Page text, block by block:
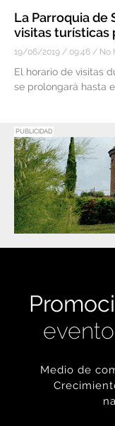
La Parroquia de
visitas turísticas
19/06/2019 09:46 No
El horario de visitas
se prolongará hasta
PUBLICIDAD
Medio de